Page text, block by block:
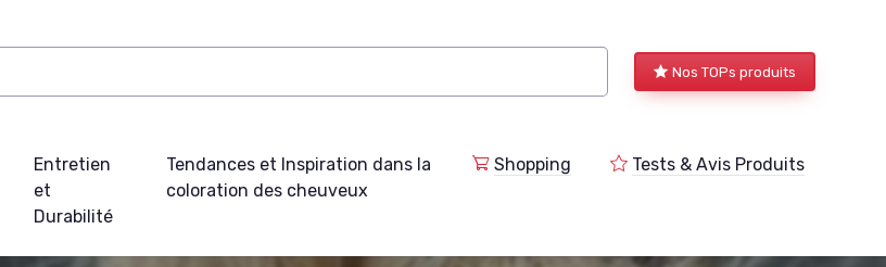
Nos TOPs produits
Entretien
et
Durabilité
Tendances et Inspiration dans la
coloration des cheuveux
Shopping Tests & Avis Produits